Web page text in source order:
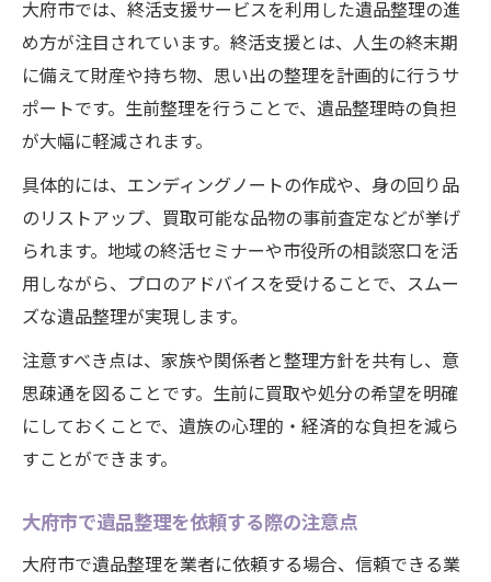
大府市では、終活支援サービスを利用した遺品整理の進
め方が注目されています。終活支援とは、人生の終末期
に備えて財産や持ち物、思い出の整理を計画的に行うサ
ポートです。生前整理を行うことで、遺品整理時の負担
が大幅に軽減されます。
具体的には、エンディングノートの作成や、身の回り品
のリストアップ、買取可能な品物の事前査定などが挙げ
られます。地域の終活セミナーや市役所の相談窓口を活
用しながら、プロのアドバイスを受けることで、スムー
ズな遺品整理が実現します。
注意すべき点は、家族や関係者と整理方針を共有し、意
思疎通を図ることです。生前に買取や処分の希望を明確
にしておくことで、遺族の心理的・経済的な負担を減ら
すことができます。
大府市で遺品整理を依頼する際の注意点
大府市で遺品整理を業者に依頼する場合、信頼できる業